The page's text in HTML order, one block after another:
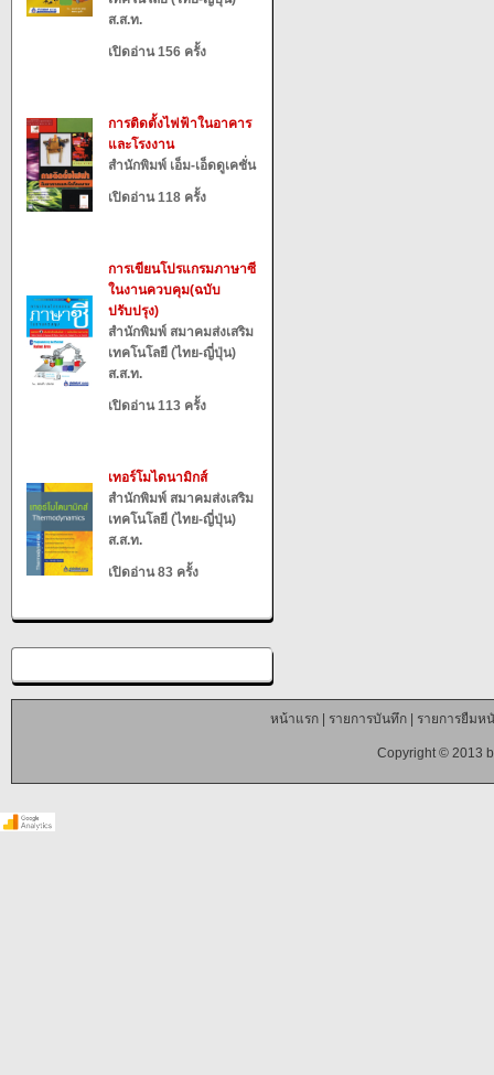
ส.ส.ท.
เปิดอ่าน 156 ครั้ง
การติดตั้งไฟฟ้าในอาคาร
และโรงงาน
สำนักพิมพ์ เอ็ม-เอ็ดดูเคชั่น
เปิดอ่าน 118 ครั้ง
การเขียนโปรแกรมภาษาซี
ในงานควบคุม(ฉบับ
ปรับปรุง)
สำนักพิมพ์ สมาคมส่งเสริม
เทคโนโลยี (ไทย-ญี่ปุ่น)
ส.ส.ท.
เปิดอ่าน 113 ครั้ง
เทอร์โมไดนามิกส์
สำนักพิมพ์ สมาคมส่งเสริม
เทคโนโลยี (ไทย-ญี่ปุ่น)
ส.ส.ท.
เปิดอ่าน 83 ครั้ง
หน้าแรก| รายการบันทึก| รายการยืมห
Copyright © 2013